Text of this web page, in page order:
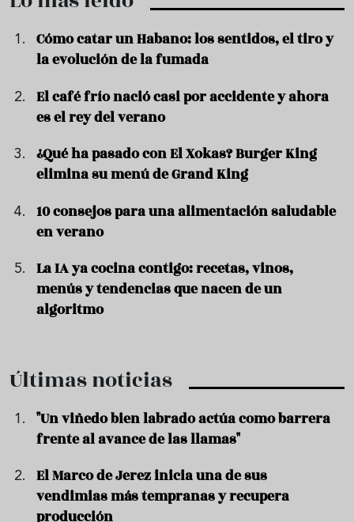
Cómo catar un Habano: los sentidos, el tiro y
la evolución de la fumada
El café frío nació casi por accidente y ahora
es el rey del verano
¿Qué ha pasado con El Xokas? Burger King
elimina su menú de Grand King
10 consejos para una alimentación saludable
en verano
La IA ya cocina contigo: recetas, vinos,
menús y tendencias que nacen de un
algoritmo
Últimas noticias
"Un viñedo bien labrado actúa como barrera
frente al avance de las llamas"
El Marco de Jerez inicia una de sus
vendimias más tempranas y recupera
producción